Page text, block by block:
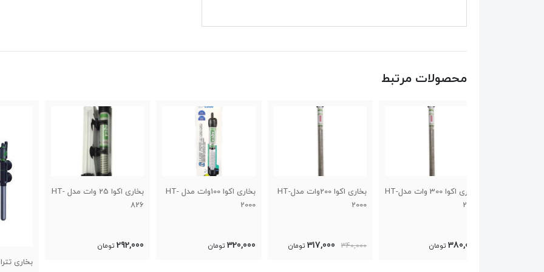
محصولات مرتبط
بخاری اکوا 200وات مدلHT-
340,000
317,000
320,000 تومان 292,000 تومان